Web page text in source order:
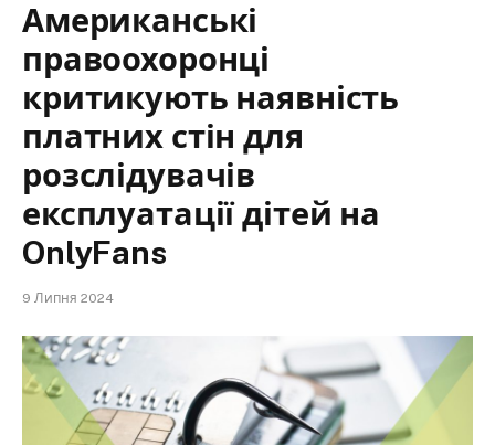
Американські
правоохоронці
критикують наявність
платних стін для
розслідувачів
експлуатації дітей на
OnlyFans
9 Липня 2024